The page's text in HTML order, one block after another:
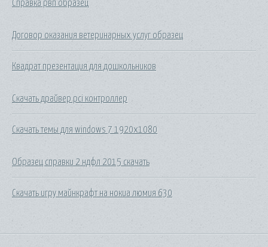
Справка рвп образец
Договор оказания ветеринарных услуг образец
Квадрат презентация для дошкольников
Скачать драйвер pci контроллер
Скачать темы для windows 7 1920х1080
Образец справки 2 ндфл 2015 скачать
Скачать игру майнкрафт на нокиа люмия 630